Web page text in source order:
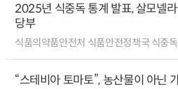
2025년 식중독 통계 발표, 살모넬
당부
식품의약품안전처 식품안전정책국 식중
“스테비아 토마토”, 농산물이 아닌